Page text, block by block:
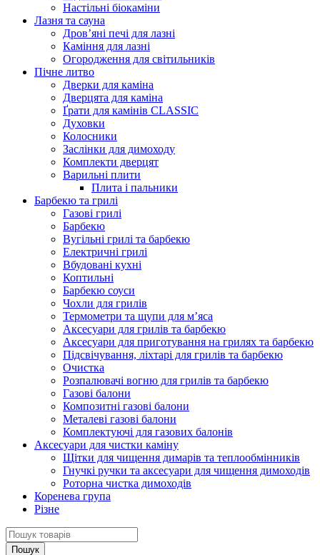
Настільні біокаміни
Лазня та сауна
Дров’яні печі для лазні
Каміння для лазні
Огородження для світильників
Пічне литво
Дверки для каміна
Дверцята для каміна
Ґрати для камінів CLASSIC
Духовки
Колосники
Заслінки для димоходу
Комплекти дверцят
Варильні плити
Плита і пальники
Барбекю та грилі
Газові грилі
Барбекю
Вугільні грилі та барбекю
Електричні грилі
Вбудовані кухні
Коптильні
Барбекю соуси
Чохли для грилів
Термометри та щупи для м’яса
Аксесуари для грилів та барбекю
Аксесуари для приготування на грилях та барбекю
Підсвічування, ліхтарі для грилів та барбекю
Очистка
Розпалювачі вогню для грилів та барбекю
Газові балони
Композитні газові балони
Металеві газові балони
Комплектуючі для газових балонів
Аксесуари для чистки каміну
Щітки для чищення димарів та теплообмінників
Гнучкі ручки та аксесуари для чищення димоходів
Роторна чистка димоходів
Коренева група
Різне